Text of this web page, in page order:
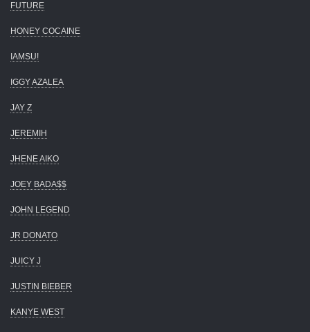
FUTURE
HONEY COCAINE
IAMSU!
IGGY AZALEA
JAY Z
JEREMIH
JHENE AIKO
JOEY BADA$$
JOHN LEGEND
JR DONATO
JUICY J
JUSTIN BIEBER
KANYE WEST